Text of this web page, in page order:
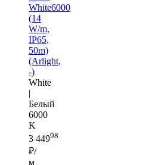
White6000
(14
W/m,
IP65,
50m)
(Arlight,
-)
White
|
Белый
6000
K
3 44998
₽/
м